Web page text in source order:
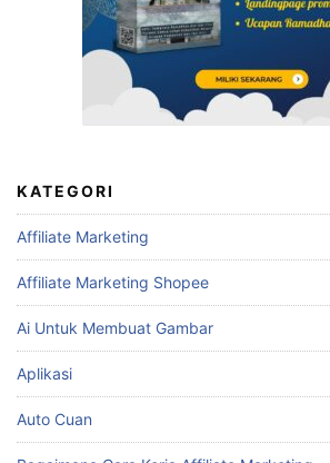
KATEGORI
Affiliate Marketing
Affiliate Marketing Shopee
Ai Untuk Membuat Gambar
Aplikasi
Auto Cuan